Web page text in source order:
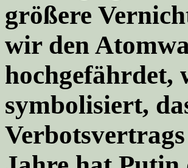
größere
wir den
hochgefährdet,
symbolisiert,